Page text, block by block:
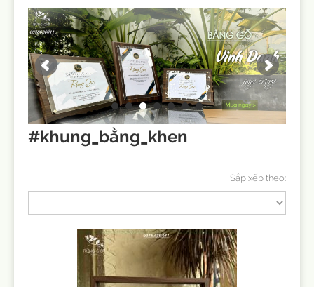
#khung_bằng_khen
Sắp xếp theo: